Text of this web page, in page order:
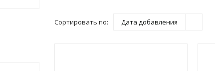
Сортировать по: Дата добавления